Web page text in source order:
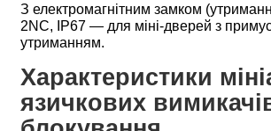
З електромагнітним замком
2NC, IP67 — для міні-дверей з
утриманням.
Характеристики
язичкових